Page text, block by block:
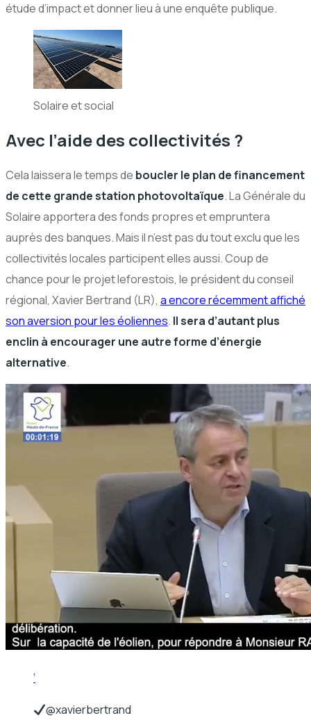
étude d’impact et donner lieu à une enquête publique.
Solaire et social
Avec l’aide des collectivités ?
Cela laissera le temps de boucler le plan de financement
de cette grande station photovoltaïque. La Générale du
Solaire apportera des fonds propres et empruntera
auprès des banques. Mais il n’est pas du tout exclu que les
collectivités locales participent elles aussi. Coup de
chance pour le projet leforestois, le président du conseil
régional, Xavier Bertrand (LR), a encore récemment affiché
son aversion pour les éoliennes. Il sera d’autant plus
enclin à encourager une autre forme d’énergie
alternative.
‘
@xavierbertrand